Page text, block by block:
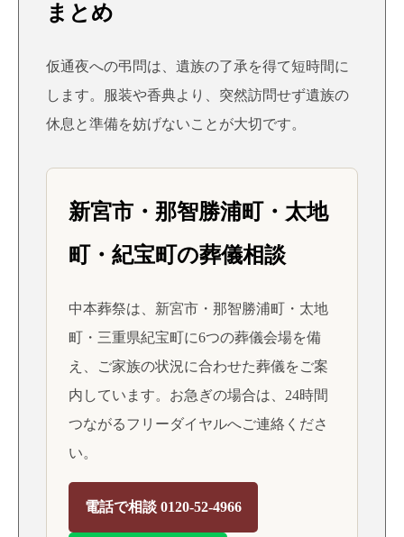
まとめ
仮通夜への弔問は、遺族の了承を得て短時間に
します。服装や香典より、突然訪問せず遺族の
休息と準備を妨げないことが大切です。
新宮市・那智勝浦町・太地
町・紀宝町の葬儀相談
中本葬祭は、新宮市・那智勝浦町・太地
町・三重県紀宝町に6つの葬儀会場を備
え、ご家族の状況に合わせた葬儀をご案
内しています。お急ぎの場合は、24時間
つながるフリーダイヤルへご連絡くださ
い。
電話で相談 0120-52-4966